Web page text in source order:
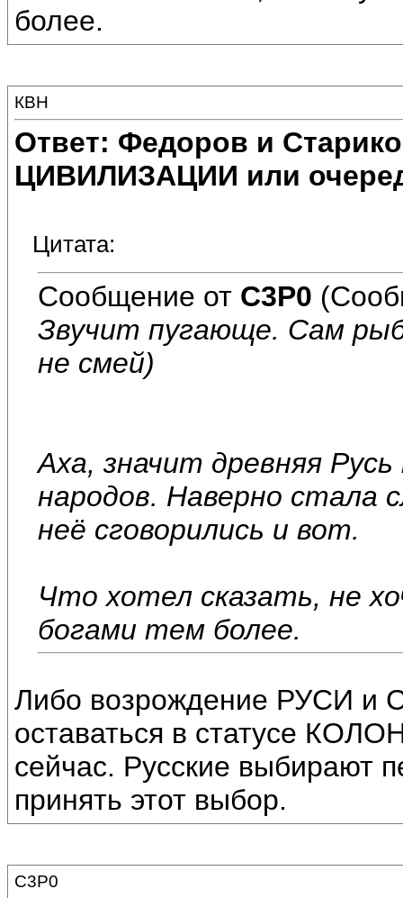
более.
КВН
Ответ: Федоров и
ЦИВИЛИЗАЦИИ или
Цитата:
Сообщение от C3P0
Звучит пугающе. Сам
не смей)
Аха, значит древняя
народов. Наверно стала
неё сговорились и вот.
Что хотел сказать, не
богами тем более.
Либо возрождение РУСИ и
оставаться в статусе
сейчас. Русские выбирают
принять этот выбор.
C3P0